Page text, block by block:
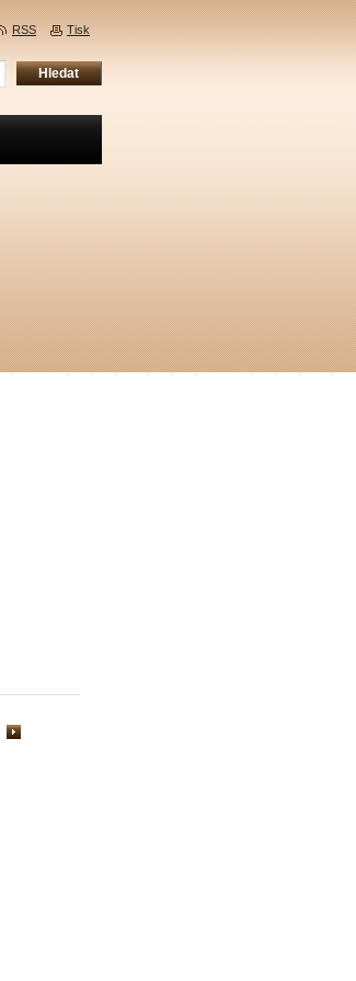
RSS Tisk